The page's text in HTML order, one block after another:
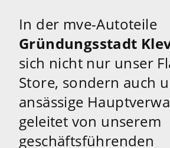
In der mve-Autoteile
Gründungsstadt
sich nicht nur unser
Store, sondern auch
ansässige
geleitet von unserem
geschäftsführenden